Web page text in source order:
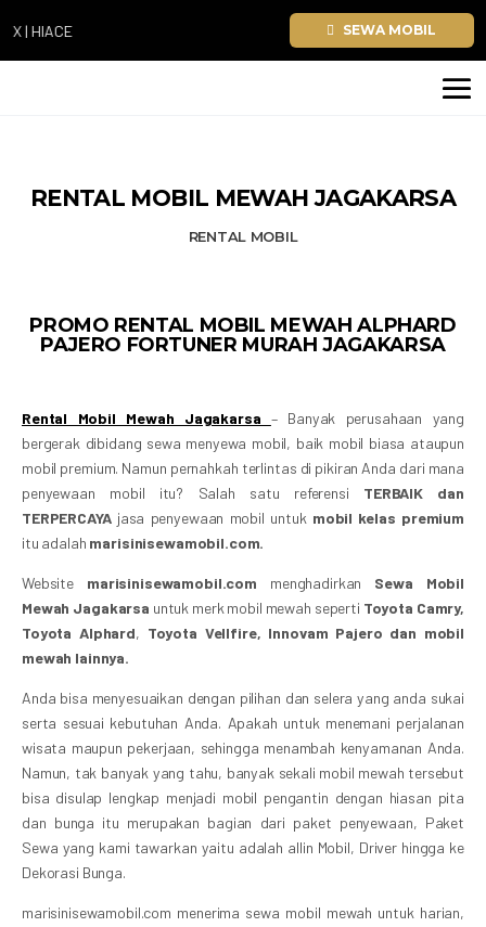
| HIACE SEWA MOBIL
RENTAL MOBIL MEWAH JAGAKARSA
RENTAL MOBIL
PROMO RENTAL MOBIL MEWAH ALPHARD
PAJERO FORTUNER MURAH JAGAKARSA
Rental Mobil Mewah Jagakarsa – Banyak perusahaan yang
bergerak dibidang sewa menyewa mobil, baik mobil biasa ataupun
mobil premium. Namun pernahkah terlintas di pikiran Anda dari mana
penyewaan mobil itu? Salah satu referensi TERBAIK dan
TERPERCAYAjasa penyewaan mobil untuk mobil kelas premium
itu adalah marisinisewamobil.com.
Website marisinisewamobil.com menghadirkan Sewa Mobil
Mewah Jagakarsa untuk merk mobil mewah seperti Toyota Camry,
Toyota Alphard, Toyota Vellfire, Innovam Pajero dan mobil
mewah lainnya.
Anda bisa menyesuaikan dengan pilihan dan selera yang anda sukai
serta sesuai kebutuhan Anda. Apakah untuk menemani perjalanan
wisata maupun pekerjaan, sehingga menambah kenyamanan Anda.
Namun, tak banyak yang tahu, banyak sekali mobil mewah tersebut
bisa disulap lengkap menjadi mobil pengantin dengan hiasan pita
dan bunga itu merupakan bagian dari paket penyewaan, Paket
Sewa yang kami tawarkan yaitu adalah allin Mobil, Driver hingga ke
Dekorasi Bunga.
marisinisewamobil.com menerima sewa mobil mewah untuk harian,